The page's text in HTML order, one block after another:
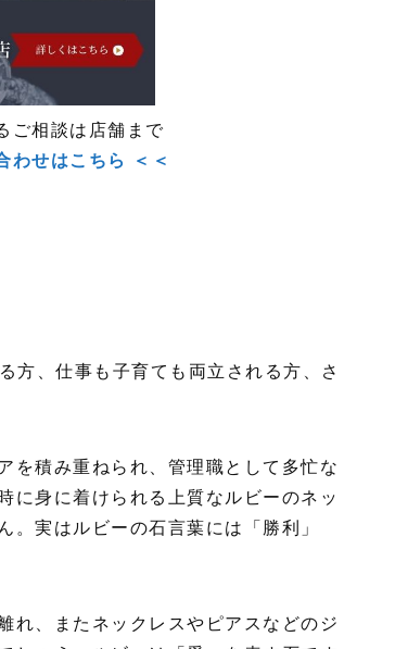
ご相談は店舗まで
わせはこちら ＜＜
方、仕事も子育ても両立される方、さ
を積み重ねられ、管理職として多忙な
に身に着けられる上質なルビーのネッ
。実はルビーの石言葉には「勝利」
れ、またネックレスやピアスなどのジ